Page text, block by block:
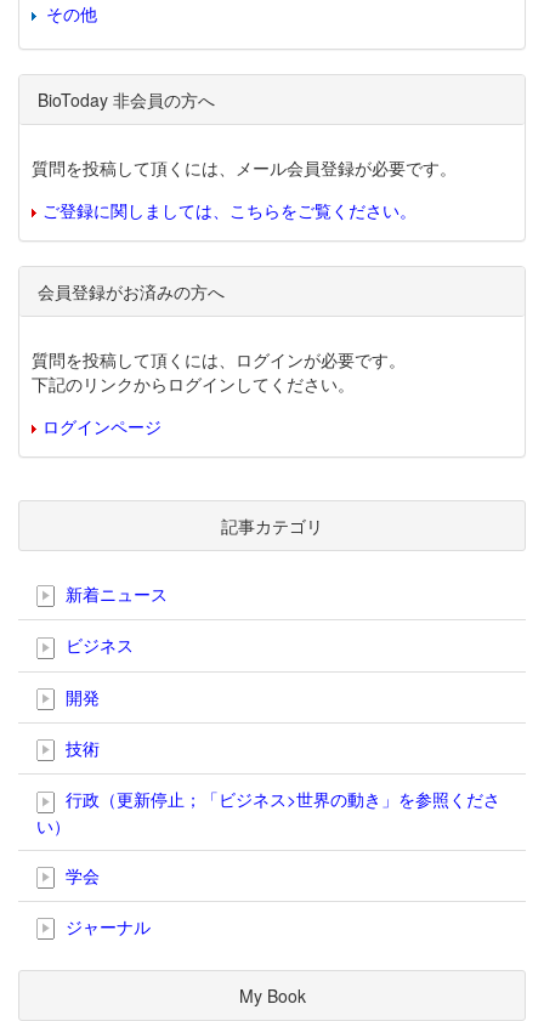
その他
BioToday 非会員の方へ
質問を投稿して頂くには、メール会員登録が必要です。
ご登録に関しましては、こちらをご覧ください。
会員登録がお済みの方へ
質問を投稿して頂くには、ログインが必要です。
下記のリンクからログインしてください。
ログインページ
記事カテゴリ
新着ニュース
ビジネス
開発
技術
行政（更新停止；「ビジネス>世界の動き」を参照くださ
い）
学会
ジャーナル
My Book